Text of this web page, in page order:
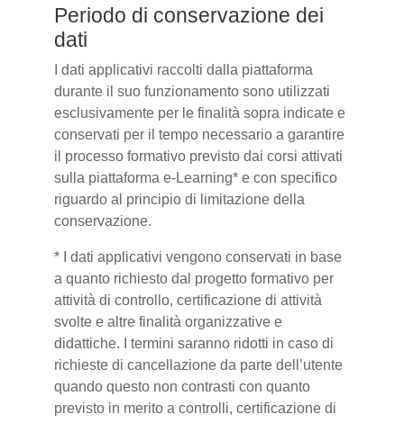
Periodo di conservazione dei
dati
I dati applicativi raccolti dalla piattaforma
durante il suo funzionamento sono utilizzati
esclusivamente per le finalità sopra indicate e
conservati per il tempo necessario a garantire
il processo formativo previsto dai corsi attivati
sulla piattaforma e-Learning* e con specifico
riguardo al principio di limitazione della
conservazione.
* I dati applicativi vengono conservati in base
a quanto richiesto dal progetto formativo per
attività di controllo, certificazione di attività
svolte e altre finalità organizzative e
didattiche. I termini saranno ridotti in caso di
richieste di cancellazione da parte dell’utente
quando questo non contrasti con quanto
previsto in merito a controlli, certificazione di